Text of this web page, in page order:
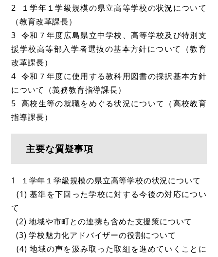
2 １学年１学級規模の県立高等学校の状況について
（教育改革課長）
3 令和７年度広島県立中学校、高等学校及び特別支
援学校高等部入学者選抜の基本方針について（教育
改革課長）
4 令和７年度に使用する教科用図書の採択基本方針
について（義務教育指導課長）
5 高校生等の就職をめぐる状況について（高校教育
指導課長）
主要な質疑事項
1 １学年１学級規模の県立高等学校の状況について
(1) 基準を下回った学校に対する今後の対応につい
て
(2) 地域や市町との連携も含めた支援策について
(3) 学校魅力化アドバイザーの役割について
(4) 地域の声を汲み取った取組を進めていくことに